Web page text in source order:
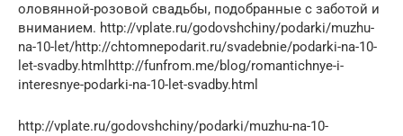
оловянной-розовой свадьбы, подобранные с заботой и
вниманием. http://vplate.ru/godovshchiny/podarki/muzhu-
na-10-let/http://chtomnepodarit.ru/svadebnie/podarki-na-10-
let-svadby.htmlhttp://funfrom.me/blog/romantichnye-i-
interesnye-podarki-na-10-let-svadby.html
http://vplate.ru/godovshchiny/podarki/muzhu-na-10-